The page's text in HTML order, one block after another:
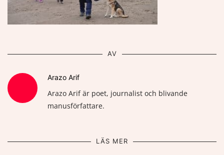
AV
Arazo Arif
Arazo Arif är poet, journalist och blivande
manusförfattare.
LÄS MER